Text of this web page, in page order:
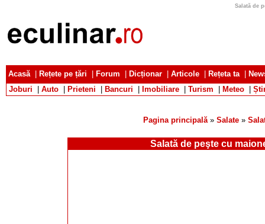
Salată de
Acasă| Rețete pe țări Forum Dicționar Articole Rețeta ta|
Joburi
Auto Prieteni Bancuri Imobiliare Turism Meteo
Pagina principală» Salate »
Salată de peşte cu